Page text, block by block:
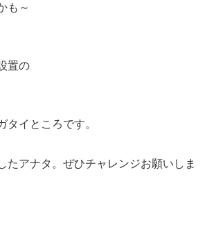
も～
置の
タイところです。
たアナタ。ぜひチャレンジお願いしま